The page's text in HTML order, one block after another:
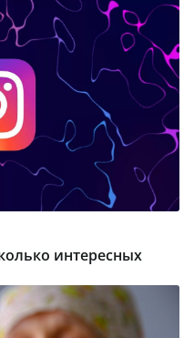
интересных